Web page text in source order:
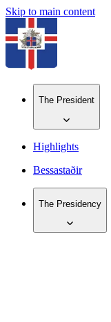
Skip to main content
The President
Highlights
Bessastaðir
The Presidency